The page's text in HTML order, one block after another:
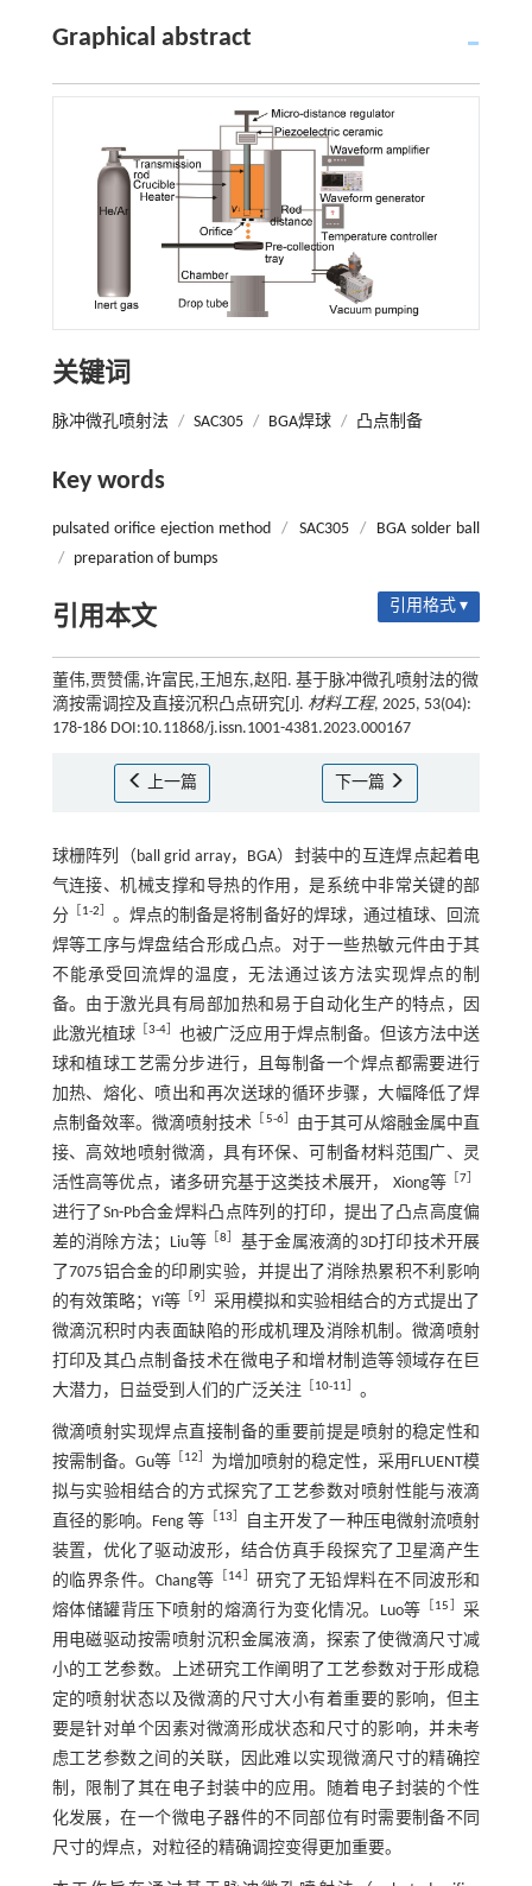
Graphical abstract
关键词
脉冲微孔喷射法 / SAC305 / BGA焊球 / 凸点制备
Key words
pulsated orifice ejection method / SAC305 /
BGA solder ball
/
preparation of bumps
引用本文 引用格式 ▾
董伟,贾赞儒,许富民,王旭东,赵阳. 基于脉冲微孔喷射法的微
滴按需调控及直接沉积凸点研究[J]. 材料工程, 2025, 53(04):
178-186 DOI:10.11868/j.issn.1001-4381.2023.000167
上一篇 下一篇
球栅阵列（ball grid array，BGA）封装中的互连焊点起着电
气连接、机械支撑和导热的作用，是系统中非常关键的部
分［ 1-2
。焊点的制备是将制备好的焊球，通过植球、回流
焊等工序与焊盘结合形成凸点。对于一些热敏元件由于其
不能承受回流焊的温度，无法通过该方法实现焊点的制
备。由于激光具有局部加热和易于自动化生产的特点，因
此激光植球［3-4 ］也被广泛应用于焊点制备。但该方法中送
球和植球工艺需分步进行，且每制备一个焊点都需要进行
加热、熔化、喷出和再次送球的循环步骤，大幅降低了焊
点制备效率。微滴喷射技术
5-6］
由于其可从熔融金属中直
接、高效地喷射微滴，具有环保、可制备材料范围广、灵
活性高等优点，诸多研究基于这类技术展开， Xiong等 ［7
进行了Sn-Pb合金焊料凸点阵列的打印，提出了凸点高度偏
差的消除方法；Liu等［8
基于金属液滴的3D打印技术开展
了7075铝合金的印刷实验，并提出了消除热累积不利影响
的有效策略；Yi等［ 9］ 采用模拟和实验相结合的方式提出了
微滴沉积时内表面缺陷的形成机理及消除机制。微滴喷射
打印及其凸点制备技术在微电子和增材制造等领域存在巨
大潜力，日益受到人们的广泛关注［ 10-11 。
微滴喷射实现焊点直接制备的重要前提是喷射的稳定性和
按需制备。Gu等［ 12
为增加喷射的稳定性，采用FLUENT模
拟与实验相结合的方式探究了工艺参数对喷射性能与液滴
直径的影响。Feng 等
13
自主开发了一种压电微射流喷射
装置，优化了驱动波形，结合仿真手段探究了卫星滴产生
的临界条件。Chang等
14 ］研究了无铅焊料在不同波形和
熔体储罐背压下喷射的熔滴行为变化情况。Luo等
15
采
用电磁驱动按需喷射沉积金属液滴，探索了使微滴尺寸减
小的工艺参数。上述研究工作阐明了工艺参数对于形成稳
定的喷射状态以及微滴的尺寸大小有着重要的影响，但主
要是针对单个因素对微滴形成状态和尺寸的影响，并未考
虑工艺参数之间的关联，因此难以实现微滴尺寸的精确控
制，限制了其在电子封装中的应用。随着电子封装的个性
化发展，在一个微电子器件的不同部位有时需要制备不同
尺寸的焊点，对粒径的精确调控变得更加重要。